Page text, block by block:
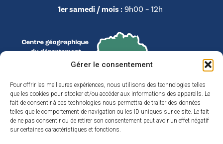
Gérer le consentement
Pour offrir les meilleures expériences, nous utilisons des technologies telles
que les cookies pour stocker et/ou accéder aux informations des appareils. Le
fait de consentir à ces technologies nous permettra de traiter des données
telles que le comportement de navigation ou les ID uniques sur ce site. Le fait
de ne pas consentir ou de retirer son consentement peut avoir un effet négatif
sur certaines caractéristiques et fonctions.
1er samedi / mois : 9h00 – 12h